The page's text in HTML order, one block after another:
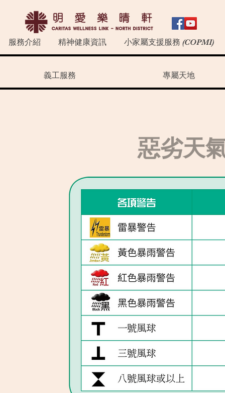
服務介紹 精神健康資訊 小家屬支援服務 (COPMI)
義工服務 專屬天地
惡劣天